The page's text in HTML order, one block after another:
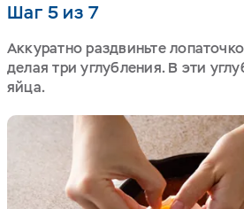
Шаг 5 из 7
Аккуратно раздвиньте
делая три углубления. В эти
яйца.